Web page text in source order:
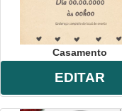
Casamento
EDITAR